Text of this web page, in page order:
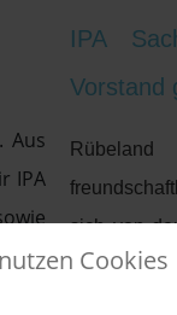
Aus
IPA
eine
so
IPA
Vorstand
sich von
28 IPA-
Harzbaude
Cookies